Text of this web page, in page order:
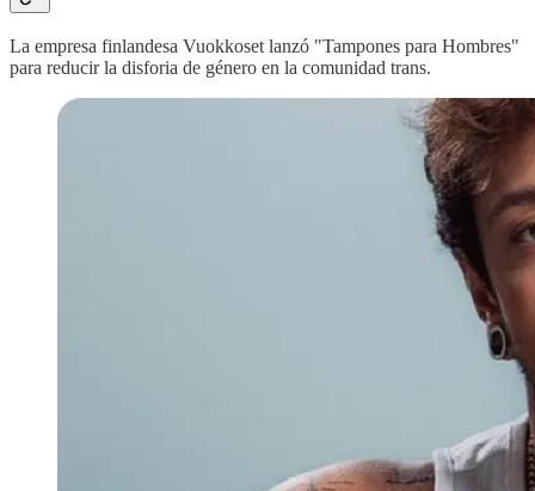
La empresa finlandesa Vuokkoset lanzó "Tampones para Hombres"
para reducir la disforia de género en la comunidad trans.